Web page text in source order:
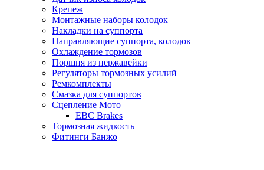
Крепеж
Монтажные наборы колодок
Накладки на суппорта
Направляющие суппорта, колодок
Охлаждение тормозов
Поршня из нержавейки
Регуляторы тормозных усилий
Ремкомплекты
Смазка для суппортов
Сцепление Мото
EBC Brakes
Тормозная жидкость
Фитинги Банжо